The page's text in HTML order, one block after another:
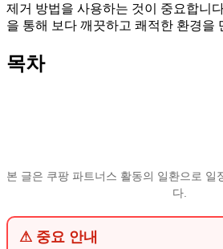
제거 방법을 사용하는 것이 중요합니
을 통해 보다 깨끗하고 쾌적한 환경을
목차
본 글은 쿠팡 파트너스 활동의 일환으로 일
다.
⚠ 중요 안내